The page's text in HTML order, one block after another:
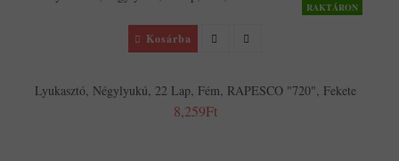
RAKTÁRON
Kosárba
Lyukasztó, Négylyukú, 22 Lap, Fém, RAPESCO "720", Fekete
8,259Ft